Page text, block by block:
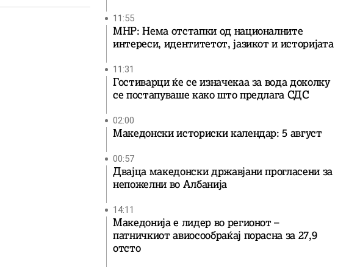
11:55
МНР: Нема отстапки од националните
интереси, идентитетот, јазикот и историјата
11:31
Гостиварци ќе се изначекаа за вода доколку
се постапуваше како што предлага СДС
02:00
Македонски историски календар: 5 август
00:57
Двајца македонски државјани прогласени за
непожелни во Албанија
14:11
Македонија е лидер во регионот –
патничкиот авиосообраќај порасна за 27,9
отсто